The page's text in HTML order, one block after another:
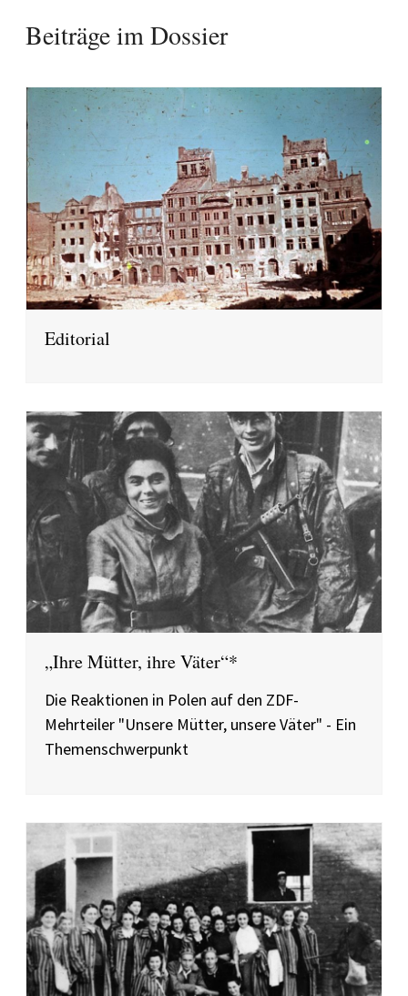
Beiträge im Dossier
Editorial
„Ihre Mütter, ihre Väter“*
Die Reaktionen in Polen auf den ZDF-
Mehrteiler "Unsere Mütter, unsere Väter" - Ein
Themenschwerpunkt